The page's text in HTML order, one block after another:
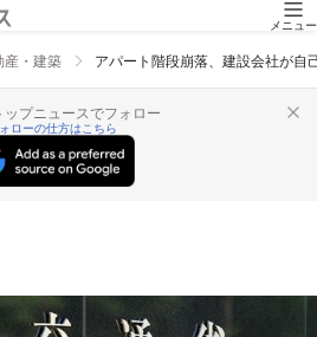
メニュー
産・建築 アパート階段崩落、建設会社が
プニュースでフォロー
ローの仕方はこちら